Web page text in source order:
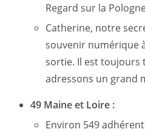
Regard sur la
Catherine, notre
souvenir numérique
sortie. Il est toujours
adressons un grand
49 Maine et Loire :
Environ 549